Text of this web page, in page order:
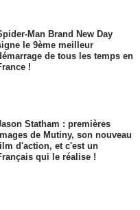
Man Brand New Day
le 9ème meilleur
de tous les temps en
!
Statham : premières
de Mutiny, son nouveau
d'action, et c'est un
qui le réalise !